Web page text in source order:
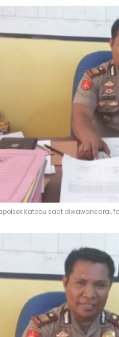
Katobu saat diwawancarai,